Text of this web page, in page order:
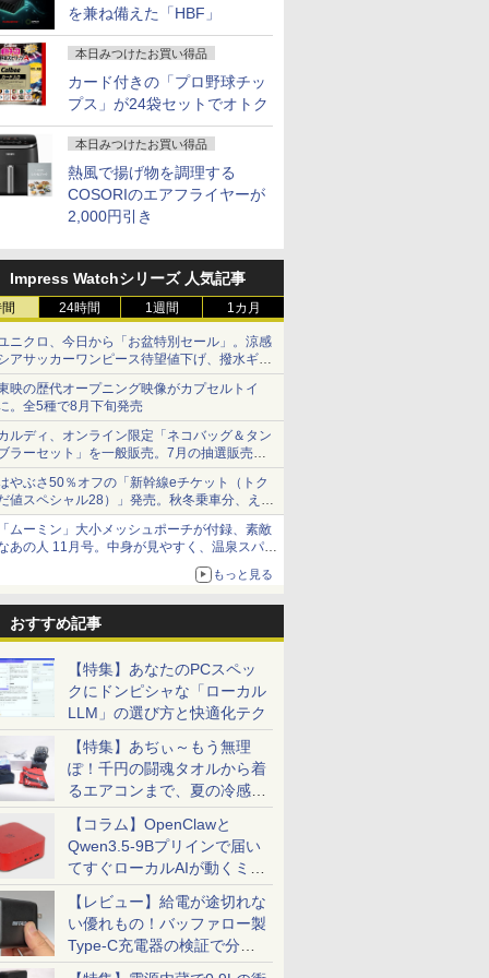
を兼ね備えた「HBF」
本日みつけたお買い得品
カード付きの「プロ野球チッ
プス」が24袋セットでオトク
本日みつけたお買い得品
熱風で揚げ物を調理する
COSORIのエアフライヤーが
2,000円引き
Impress Watchシリーズ 人気記事
24時間 1週間 1カ月
ニクロ、今日から「お盆特別セール」。涼感
アサッカーワンピース待望値下げ、撥水ギア
ョーツは1990円に
映の歴代オープニング映像がカプセルトイ
。全5種で8月下旬発売
ルディ、オンライン限定「ネコバッグ＆タン
ラーセット」を一般販売。7月の抽選販売の
選無効分
やぶさ50％オフの「新幹線eチケット（トク
値スペシャル28）」発売。秋冬乗車分、えき
っと限定
ムーミン」大小メッシュポーチが付録、素敵
あの人 11月号。中身が見やすく、温泉スパに
もっと見る
おすすめ記事
【特集】あなたのPCスペッ
クにドンピシャな「ローカル
LLM」の選び方と快適化テク
【特集】あぢぃ～もう無理
ぽ！千円の闘魂タオルから着
るエアコンまで、夏の冷感グ
ッズ一挙紹介
【コラム】OpenClawと
Qwen3.5-9Bプリインで届い
てすぐローカルAIが動くミニ
PC「SER9 Pro」
【レビュー】給電が途切れな
い優れもの！バッファロー製
Type-C充電器の検証で分か
ったこと